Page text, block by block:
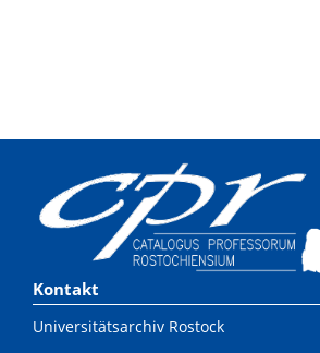
Kontakt
Universitätsarchiv Rostock